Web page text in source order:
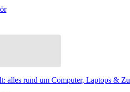
alles rund um Computer, Laptops &